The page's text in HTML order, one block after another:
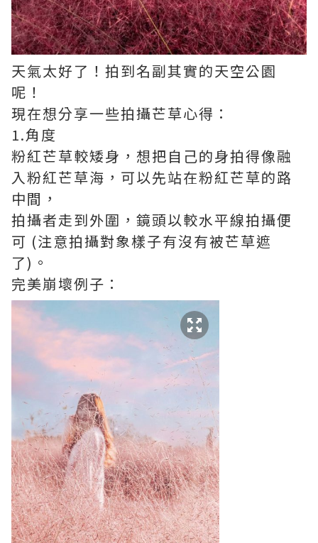
天氣太好了！拍到名副其實的天空公園
呢！
現在想分享一些拍攝芒草心得：
1.角度
粉紅芒草較矮身，想把自己的身拍得像融
入粉紅芒草海，可以先站在粉紅芒草的路
中間，
拍攝者走到外圍，鏡頭以較水平線拍攝便
可 (注意拍攝對象樣子有沒有被芒草遮
了)。
完美崩壞例子：